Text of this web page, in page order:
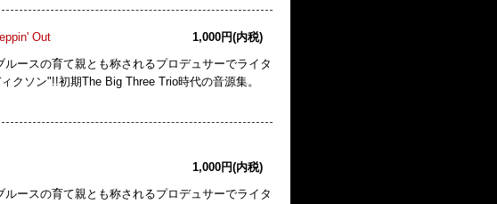
Out
1,000円(内税)
ースの育て親とも称されるプロデュサーでライタ
クソン"!!初期The Big Three Trio時代の音源集。
1,000円(内税)
ースの育て親とも称されるプロデュサーでライタ